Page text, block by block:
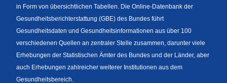
Fußzeile
in Form von übersichtlichen Tabellen. Die Online-Datenbank der
Gesundheitsberichterstattung (GBE) des Bundes führt
Gesundheitsdaten und Gesundheitsinformationen aus über 100
verschiedenen Quellen an zentraler Stelle zusammen, darunter viele
Erhebungen der Statistischen Ämter des Bundes und der Länder, aber
auch Erhebungen zahlreicher weiterer Institutionen aus dem
Gesundheitsbereich.